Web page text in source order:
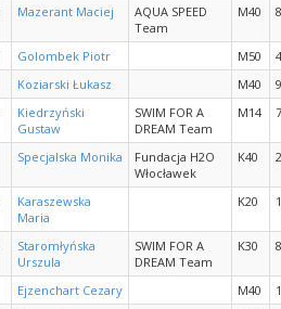
Mazerant Maciej
AQUA SPEED
Team
M40 8
Golombek Piotr M50
4
Koziarski Łukasz M40
9
Kiedrzyński
Gustaw
SWIM FOR A
DREAM Team
M14 7
Specjalska Monika
Fundacja H2O
Włocławek
K40 2
Karaszewska
Maria
K20 1
Staromłyńska
Urszula
SWIM FOR A
DREAM Team
K30 8
Ejzenchart Cezary M40